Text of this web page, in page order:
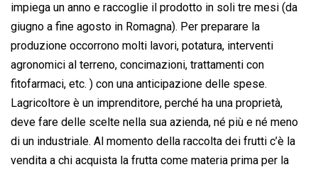
impiega un anno e raccoglie il prodotto in soli tre mesi (da
giugno a fine agosto in Romagna). Per preparare la
produzione occorrono molti lavori, potatura, interventi
agronomici al terreno, concimazioni, trattamenti con
fitofarmaci, etc. ) con una anticipazione delle spese.
Lagricoltore è un imprenditore, perché ha una proprietà,
deve fare delle scelte nella sua azienda, né più e né meno
di un industriale. Al momento della raccolta dei frutti c’è la
vendita a chi acquista la frutta come materia prima per la